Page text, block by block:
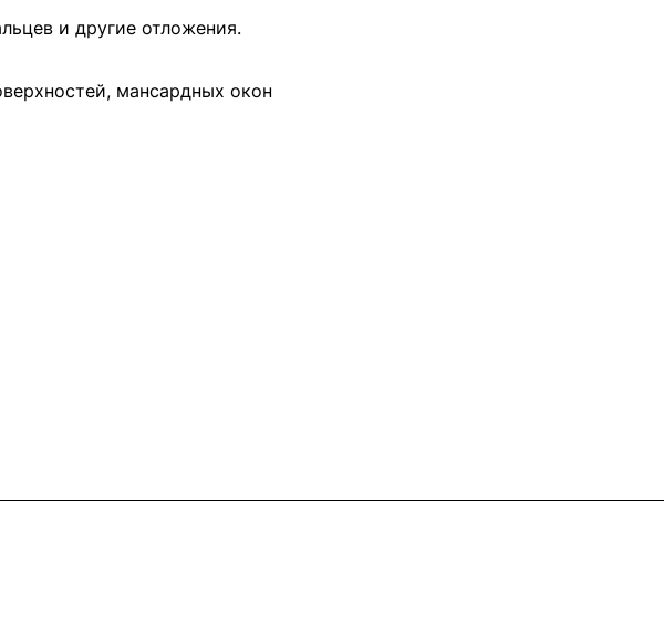
и другие отложения.
мансардных окон